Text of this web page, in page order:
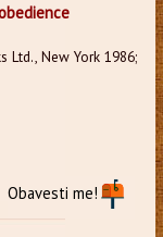
Ltd., New York 1986;
Obavesti me!